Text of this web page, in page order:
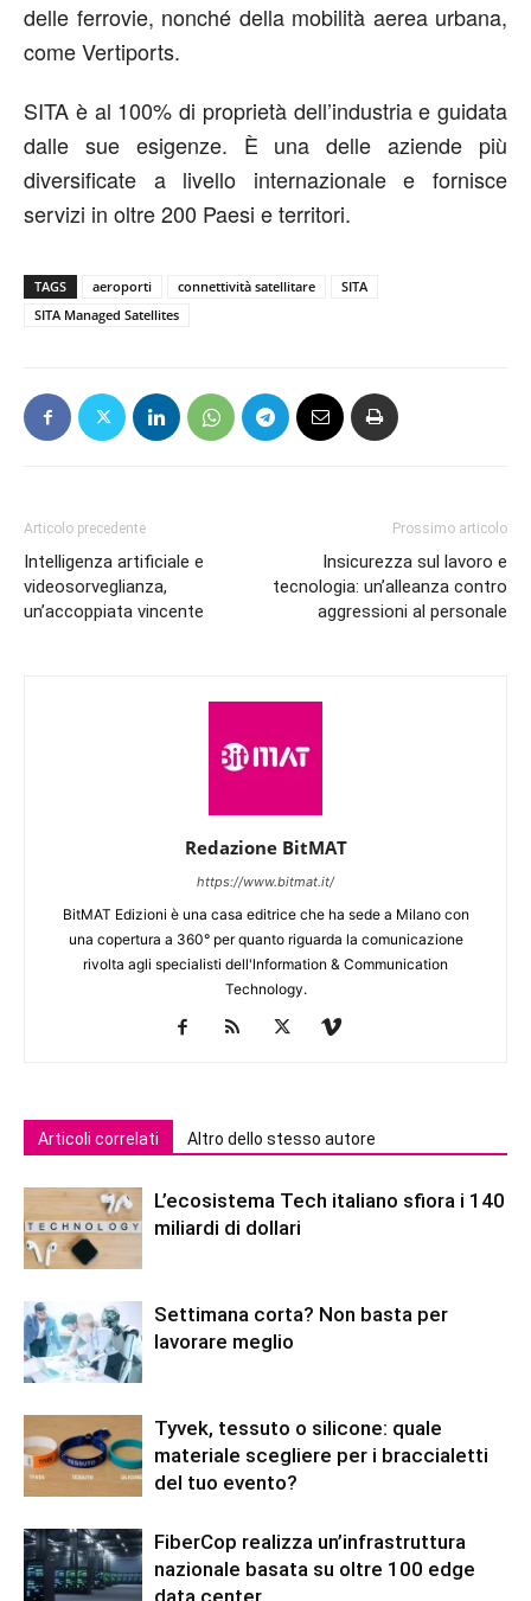
delle ferrovie, nonché della mobilità aerea urbana,
come Vertiports.
SITA è al 100% di proprietà dell’industria e guidata
dalle sue esigenze. È una delle aziende più
diversificate a livello internazionale e fornisce
servizi in oltre 200 Paesi e territori.
TAGS aeroporti connettività satellitare
SITA
SITA Managed Satellites
Articolo precedente
Intelligenza artificiale e
videosorveglianza,
un’accoppiata vincente
Prossimo articolo
Insicurezza sul lavoro e
tecnologia: un’alleanza contro
aggressioni al personale
Redazione BitMAT
https://www.bitmat.it/
BitMAT Edizioni è una casa editrice che ha sede a Milano con
una copertura a 360° per quanto riguarda la comunicazione
rivolta agli specialisti dell'lnformation & Communication
Technology.
Articoli correlati Altro dello stesso autore
L’ecosistema Tech italiano sfiora i 140
miliardi di dollari
Settimana corta? Non basta per
lavorare meglio
Tyvek, tessuto o silicone: quale
materiale scegliere per i braccialetti
del tuo evento?
FiberCop realizza un’infrastruttura
nazionale basata su oltre 100 edge
data center